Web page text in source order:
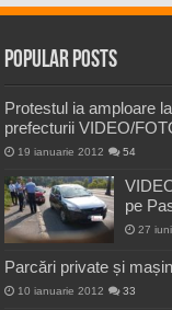
Popular Posts
Protestul ia amploare
prefecturii VIDEO/
19 ianuarie 2012 54
pe
27
Parcări private și
10 ianuarie 2012 33